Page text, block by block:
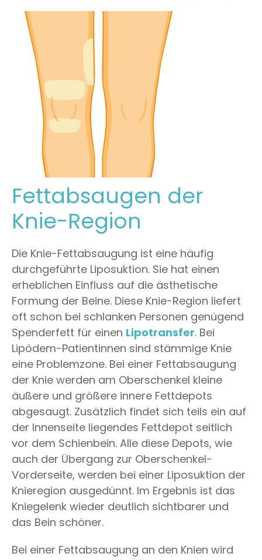
Fettabsaugen der
Knie-Region
Die Knie-Fettabsaugung ist eine häufig
durchgeführte Liposuktion. Sie hat einen
erheblichen Einfluss auf die ästhetische
Formung der Beine. Diese Knie-Region liefert
oft schon bei schlanken Personen genügend
Spenderfett für einen Lipotransfer. Bei
Lipödem-Patientinnen sind stämmige Knie
eine Problemzone. Bei einer Fettabsaugung
der Knie werden am Oberschenkel kleine
äußere und größere innere Fettdepots
abgesaugt. Zusätzlich findet sich teils ein auf
der Innenseite liegendes Fettdepot seitlich
vor dem Schienbein. Alle diese Depots, wie
auch der Übergang zur Oberschenkel-
Vorderseite, werden bei einer Liposuktion der
Knieregion ausgedünnt. Im Ergebnis ist das
Kniegelenk wieder deutlich sichtbarer und
das Bein schöner.
Bei einer Fettabsaugung an den Knien wird